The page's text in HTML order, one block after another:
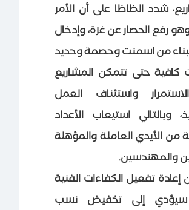
شدد الظاظا على أن الأمر
رفع الحصار عن غزة، وإدخال
من اسمنت وحصمة وحديد
كافية حتى تتمكن المشاريع
واستئناف العمل
وبالتالي استيعاب الأعداد
من الأيدي العاملة والمؤهلة
والمهندسين.
إعادة تفعيل الكفاءات الفنية
سيؤدي إلى تخفيض نسب